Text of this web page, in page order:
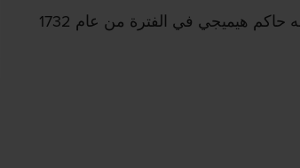
بدأ المهرجان في عهد ساكاكيبارا ماسامينه حاكم هيميجي في الفترة من عام 1732